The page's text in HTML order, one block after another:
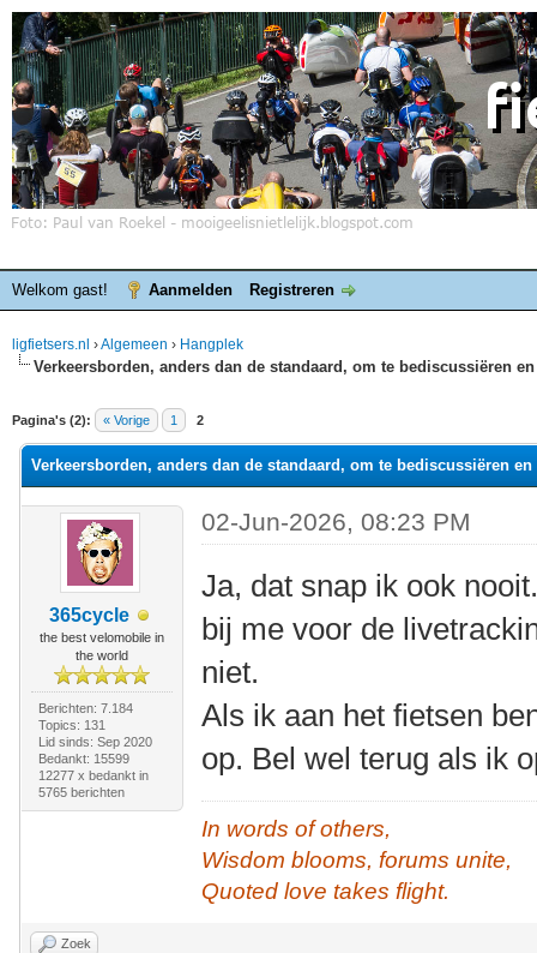
Welkom gast! Aanmelden Registreren
ligfietsers.nl ›Algemeen › Hangplek
Verkeersborden, anders dan de standaard, om te bediscussiëren
Pagina's (2): « Vorige 1 2
waardering is 0
Verkeersborden, anders dan de standaard, om te bediscussiëren en
365cycle
the best velomobile in
the world
Berichten: 7.184
Topics: 131
Lid sinds: Sep 2020
Bedankt: 15599
12277 x bedankt in
5765 berichten
02-Jun-2026, 08:23 PM
Ja, dat snap ik ook
bij me voor de
niet.
Als ik aan het fietsen
op. Bel wel terug als ik
In words of others,
Wisdom blooms, forums unite,
Quoted love takes flight.
Zoek